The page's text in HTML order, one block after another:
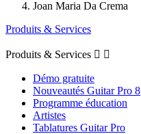
Joan Maria Da Crema
Produits & Services
Produits & Services  
Démo gratuite
Nouveautés Guitar Pro 8
Programme éducation
Artistes
Tablatures Guitar Pro